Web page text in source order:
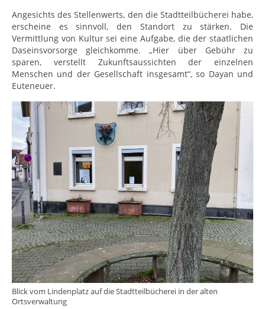
Angesichts des Stellenwerts, den die Stadtteilbücherei habe,
erscheine es sinnvoll, den Standort zu stärken. Die
Vermittlung von Kultur sei eine Aufgabe, die der staatlichen
Daseinsvorsorge gleichkomme. „Hier über Gebühr zu
sparen, verstellt Zukunftsaussichten der einzelnen
Menschen und der Gesellschaft insgesamt“, so Dayan und
Euteneuer.
Blick vom Lindenplatz auf die Stadtteilbücherei in der alten
Ortsverwaltung